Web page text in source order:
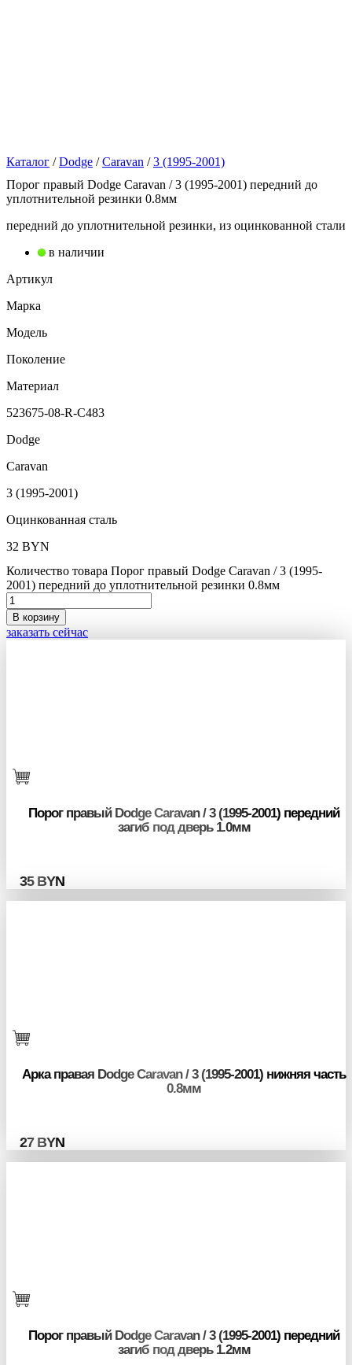
Каталог /Dodge /Caravan /3 (1995-2001)
Порог правый Dodge Caravan / 3 (1995-2001) передний до
уплотнительной резинки 0.8мм
передний до уплотнительной резинки, из оцинкованной стали
в наличии
Артикул
Марка
Модель
Поколение
Материал
523675-08-R-C483
Dodge
Caravan
3 (1995-2001)
Оцинкованная сталь
32 BYN
Количество товара Порог правый Dodge Caravan / 3 (1995-
2001) передний до уплотнительной резинки 0.8мм
В корзину
заказать сейчас
Порог правый Dodge Caravan / 3 (1995-2001) передний
загиб под дверь 1.0мм
35 BYN
Арка правая Dodge Caravan / 3 (1995-2001) нижняя часть
0.8мм
27 BYN
Порог правый Dodge Caravan / 3 (1995-2001) передний
загиб под дверь 1.2мм